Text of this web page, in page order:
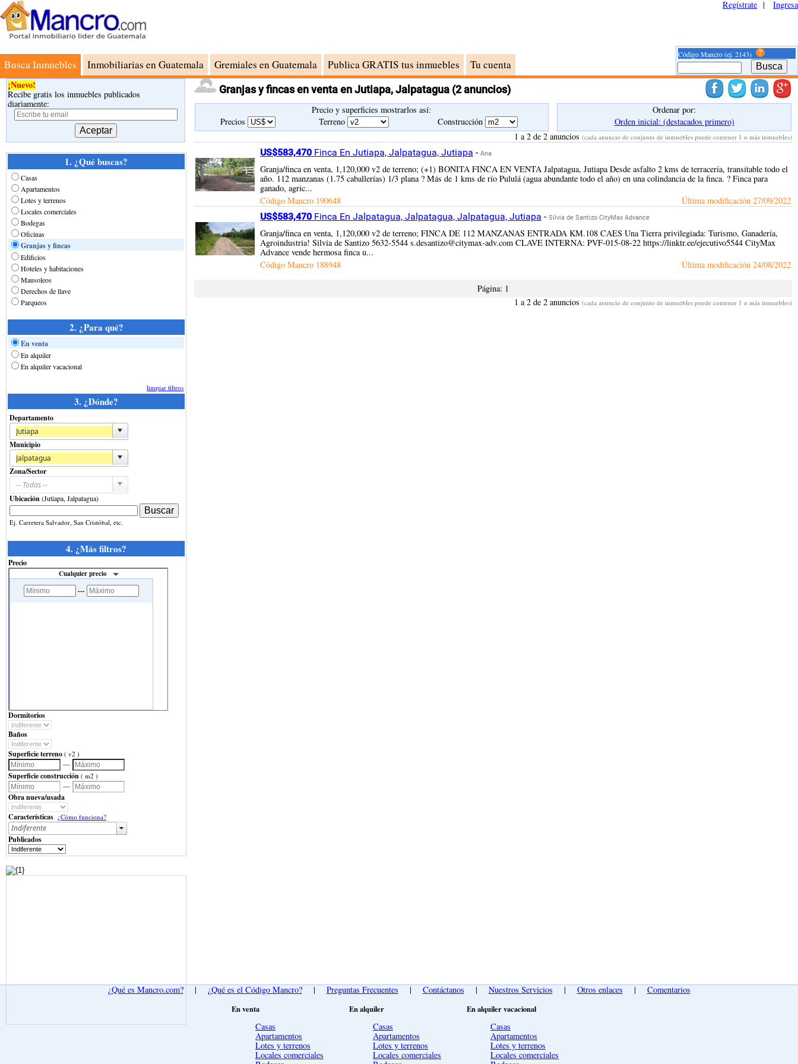
Busca Inmuebles Inmobiliarias en Guatemala Gremiales en Guatemala Publica GRATIS tus inmuebles Tu cuenta
Regístrate | Ingresa
Código Mancro (ej. 2143)
Granjas y fincas en venta en Jutiapa, Jalpatagua (2 anuncios)
Precio y superficies mostrarlos así:
Precios
Terreno Construcción
Ordenar por:
Orden inicial: (destacados primero)
1 a 2 de 2 anuncios (cada anuncio de conjunto de inmuebles puede contener 1 o más inmuebles)
US$583,470Finca En Jutiapa, Jalpatagua, Jutiapa - Ana
Granja/finca en venta, 1,120,000 v2 de terreno; (+1) BONITA FINCA EN VENTA Jalpatagua, Jutiapa Desde asfalto 2 kms de terracería, transitable todo el
año. 112 manzanas (1.75 caballerías) 1/3 plana ? Más de 1 kms de río Pululá (agua abundante todo el año) en una colindancia de la finca. ? Finca para
ganado, agric...
Código Mancro 190648 Última modificación 27/09/2022
US$583,470Finca En Jalpatagua, Jalpatagua, Jalpatagua, Jutiapa - Silvia de Santizo CityMax Advance
Granja/finca en venta, 1,120,000 v2 de terreno; FINCA DE 112 MANZANAS ENTRADA KM.108 CAES Una Tierra privilegiada: Turismo, Ganadería,
Agroindustria! Silvia de Santizo 5632-5544 s.desantizo@citymax-adv.com CLAVE INTERNA: PVF-015-08-22 https://linktr.ee/ejecutivo5544 CityMax
Advance vende hermosa finca u...
Código Mancro 188948 Última modificación 24/08/2022
Página: 1
1 a 2 de 2 anuncios (cada anuncio de conjunto de inmuebles puede contener 1 o más inmuebles)
¡Nuevo!
Recibe gratis los inmuebles publicados
diariamente:
1. ¿Qué buscas?
Casas
Apartamentos
Lotes y terrenos
Locales comerciales
Bodegas
Oficinas
Granjas y fincas
Edificios
Hoteles y habitaciones
Mausoleos
Derechos de llave
Parqueos
2. ¿Para qué?
En venta
En alquiler
En alquiler vacacional
limpiar filtros
3. ¿Dónde?
Departamento
Municipio
Zona/Sector
Ubicación(Jutiapa, Jalpatagua)
Ej. Carretera Salvador, San Cristóbal, etc.
4. ¿Más filtros?
Precio
Cualquier precio
---
Dormitorios
Baños
Superficie terreno ( v2 )
---
Superficie construcción ( m2 )
---
Obra nueva/usada
Características ¿Cómo funciona?
Publicados
¿Qué es Mancro.com?| ¿Qué es el Código Mancro?| Preguntas Frecuentes | Contáctanos | Nuestros Servicios | Otros enlaces | Comentarios
En venta
Casas
Apartamentos
Lotes y terrenos
Locales comerciales
En alquiler
Casas
Apartamentos
Lotes y terrenos
Locales comerciales
En alquiler vacacional
Casas
Apartamentos
Lotes y terrenos
Locales comerciales